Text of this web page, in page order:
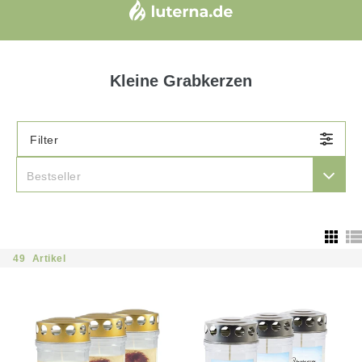
Kleine Grabkerzen
Bestseller 
Filter
49 Artikel